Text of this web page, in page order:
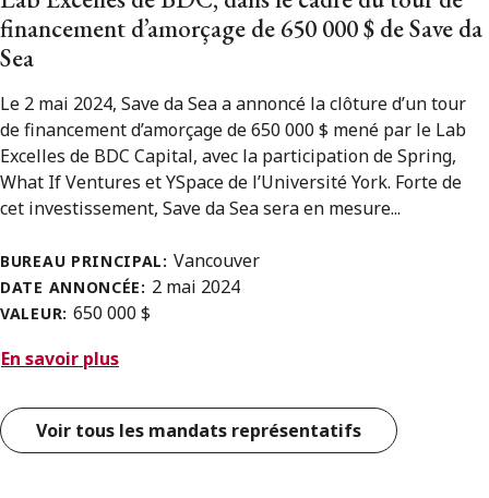
financement d’amorçage de 650 000 $ de Save da
Sea
Le 2 mai 2024, Save da Sea a annoncé la clôture d’un tour
de financement d’amorçage de 650 000 $ mené par le Lab
Excelles de BDC Capital, avec la participation de Spring,
What If Ventures et YSpace de l’Université York. Forte de
cet investissement, Save da Sea sera en mesure...
BUREAU PRINCIPAL: Vancouver
DATE ANNONCÉE: 2 mai 2024
VALEUR: 650 000 $
En savoir plus
Voir tous les mandats représentatifs